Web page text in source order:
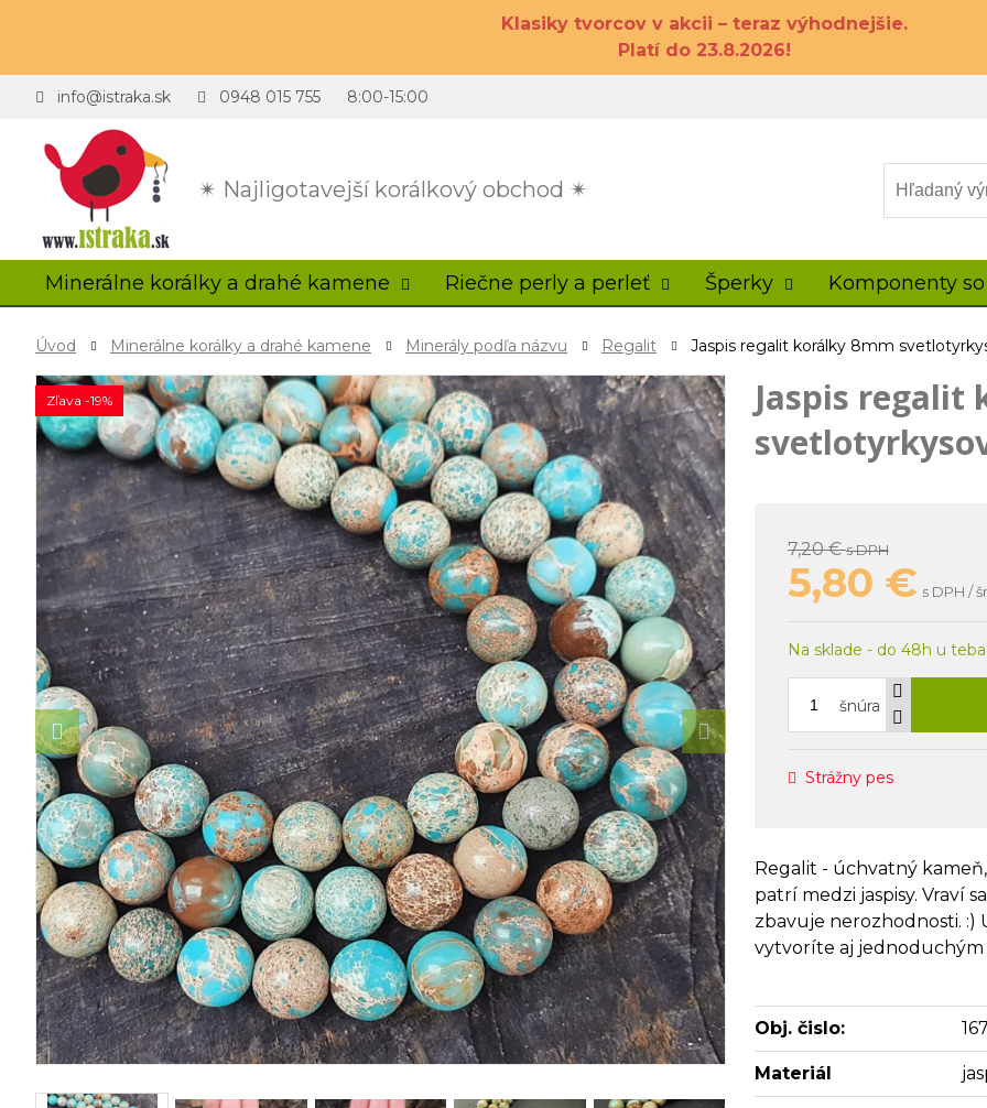
Klasiky tvorcov v akcii – teraz výhodnejšie.
Platí do 23.8.2026!
✴ Najligotavejší korálkový obchod ✴
info@istraka.sk 0948 015 755 8:00-15:00
Minerálne korálky a drahé kamene Riečne perly a perleť Šperky Komponenty
Úvod Minerálne korálky a drahé kamene Minerály podľa názvu Regalit Jaspis regalit korálky 8mm
Zľava -19%
Jaspis regalit
7,20 €s DPH
5,80 € s DPH /
Na sklade - do 48h u teba
šnúra
Strážny pes
Regalit - úchvatný
patrí medzi jaspisy. Vraví
zbavuje nerozhodnosti. :)
vytvoríte aj jednoduchým
Obj. čislo:
Materiál